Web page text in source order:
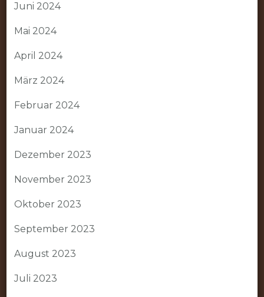
Juni 2024
Mai 2024
April 2024
März 2024
Februar 2024
Januar 2024
Dezember 2023
November 2023
Oktober 2023
September 2023
August 2023
Juli 2023